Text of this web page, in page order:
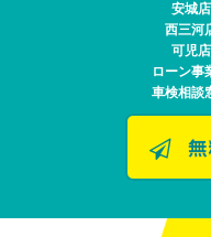
安城
西三河
可児
ローン事
車検相談